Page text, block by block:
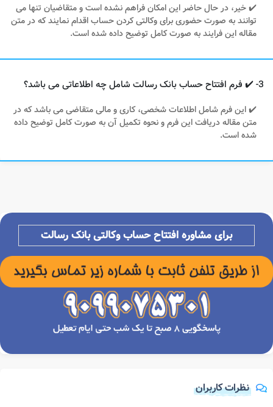
✔️ خیر، در حال حاضر این امکان فراهم نشده است و متقاضیان تنها می
توانند به صورت حضوری برای وکالتی کردن حساب اقدام نمایند که در متن
مقاله این فرایند به صورت کامل توضیح داده شده است.
3- ✔️ فرم افتتاح حساب بانک رسالت شامل چه اطلاعاتی می باشد؟
✔️ این فرم شامل اطلاعات شخصی، کاری و مالی متقاضی می باشد که در
متن مقاله دریافت این فرم و نحوه تکمیل آن به صورت کامل توضیح داده
شده است.
برای مشاوره افتتاح حساب وکالتی بانک رسالت
نظرات کاربران